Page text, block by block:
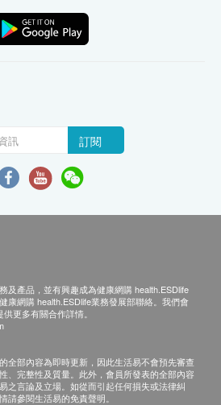
訂閱
及產品，並有興趣成為健康網購 health.ESDlife
康網購 health.ESDlife業務發展部聯絡。我們會
更多有關合作詳情。
全部內容為即時更新，因此生活易不會預先審查
、完整性及質量。此外，會員所發表的全部內容
之言論及立場。如從而引起任何損失或法律糾
請參閱生活易的免責聲明。